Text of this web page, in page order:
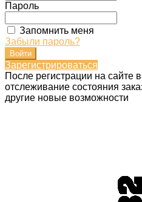
Пароль
Запомнить меня
Забыли пароль?
Зарегистрироваться
После регистрации на сайте
отслеживание состояния
другие новые возможности